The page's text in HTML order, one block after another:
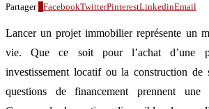
Partager FacebookTwitterPinterestLinkedinEmail
Lancer un projet immobilier représente un
vie. Que ce soit pour l’achat d’une
investissement locatif ou la construction de
questions de financement prennent une